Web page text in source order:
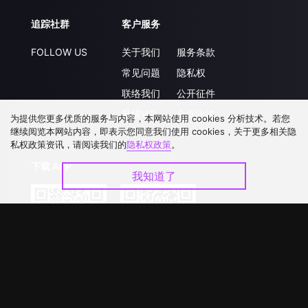
追踪社群
FOLLOW US
客户服务
关于我们
常见问题
联络我们
升级VIP
服务条款
隐私权
公开征件
合作洽談
下载 APP
为提供您更多优质的服务与内容，本网站使用 cookies 分析技术。若您
继续阅览本网站内容，即表示您同意我们使用 cookies，关于更多相关隐
私权政策资讯，请阅读我们的隐私权政策。
我知道了